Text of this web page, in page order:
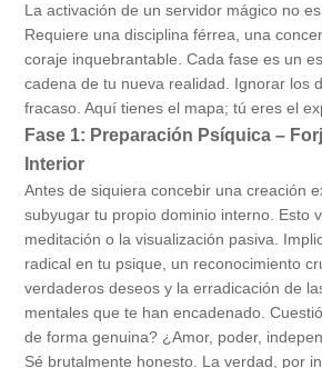
La activación de un servidor mágico no
Requiere una disciplina férrea, una
coraje inquebrantable. Cada fase es un
cadena de tu nueva realidad. Ignorar los
fracaso. Aquí tienes el mapa; tú eres el
Fase 1: Preparación Psíquica –
Interior
Antes de siquiera concebir una creación
subyugar tu propio dominio interno. Esto
meditación o la visualización pasiva.
radical en tu psique, un reconocimiento
verdaderos deseos y la erradicación de
mentales que te han encadenado.
de forma genuina? ¿Amor, poder,
Sé brutalmente honesto. La verdad, por